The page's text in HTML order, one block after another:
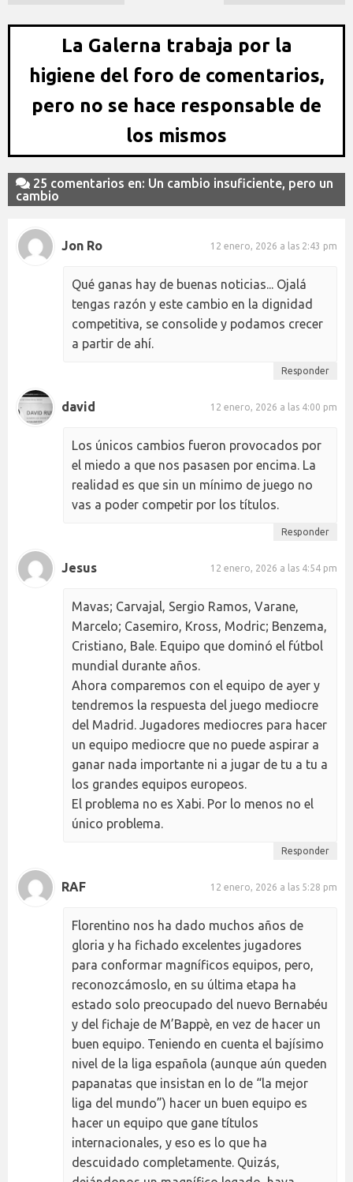
La Galerna trabaja por la
higiene del foro de comentarios,
pero no se hace responsable de
los mismos
25 comentarios en: Un cambio insuficiente, pero un
cambio
Jon Ro 12 enero, 2026 a las 2:43 pm
Qué ganas hay de buenas noticias... Ojalá
tengas razón y este cambio en la dignidad
competitiva, se consolide y podamos crecer
a partir de ahí.
Responder
david 12 enero, 2026 a las 4:00 pm
Los únicos cambios fueron provocados por
el miedo a que nos pasasen por encima. La
realidad es que sin un mínimo de juego no
vas a poder competir por los títulos.
Responder
Jesus 12 enero, 2026 a las 4:54 pm
Mavas; Carvajal, Sergio Ramos, Varane,
Marcelo; Casemiro, Kross, Modric; Benzema,
Cristiano, Bale. Equipo que dominó el fútbol
mundial durante años.
Ahora comparemos con el equipo de ayer y
tendremos la respuesta del juego mediocre
del Madrid. Jugadores mediocres para hacer
un equipo mediocre que no puede aspirar a
ganar nada importante ni a jugar de tu a tu a
los grandes equipos europeos.
El problema no es Xabi. Por lo menos no el
único problema.
Responder
RAF 12 enero, 2026 a las 5:28 pm
Florentino nos ha dado muchos años de
gloria y ha fichado excelentes jugadores
para conformar magníficos equipos, pero,
reconozcámoslo, en su última etapa ha
estado solo preocupado del nuevo Bernabéu
y del fichaje de M’Bappè, en vez de hacer un
buen equipo. Teniendo en cuenta el bajísimo
nivel de la liga española (aunque aún queden
papanatas que insistan en lo de “la mejor
liga del mundo”) hacer un buen equipo es
hacer un equipo que gane títulos
internacionales, y eso es lo que ha
descuidado completamente. Quizás,